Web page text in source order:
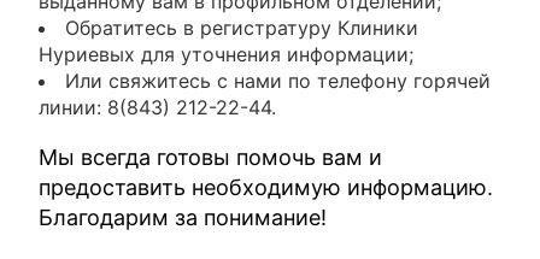
Обратитесь в регистратуру Клиники
Нуриевых для уточнения информации;
Или свяжитесь с нами по телефону горячей
линии: 8(843) 212-22-44.
Мы всегда готовы помочь вам и
предоставить необходимую информацию.
Благодарим за понимание!